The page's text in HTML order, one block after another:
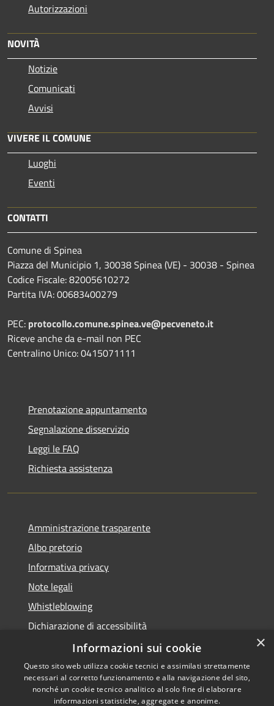
Autorizzazioni
NOVITÀ
Notizie
Comunicati
Avvisi
VIVERE IL COMUNE
Luoghi
Eventi
CONTATTI
Comune di Spinea
Piazza del Municipio 1, 30038 Spinea (VE) - 30038 - Spinea
Codice Fiscale: 82005610272
Partita IVA: 00683400279
PEC: protocollo.comune.spinea.ve@pecveneto.it
Riceve anche da e-mail non PEC
Centralino Unico: 0415071111
Prenotazione appuntamento
Segnalazione disservizio
Leggi le FAQ
Richiesta assistenza
Amministrazione trasparente
Albo pretorio
Informativa privacy
Note legali
Whistleblowing
Dichiarazione di accessibilità
Obiettivi di accessibilità
×
Informazioni sui cookie
Questo sito web utilizza cookie tecnici e assimilati strettamente
necessari al corretto funzionamento e alla navigazione del sito,
nonché un cookie tecnico analitico al solo fine di elaborare
informazioni statistiche, aggregate e anonime.